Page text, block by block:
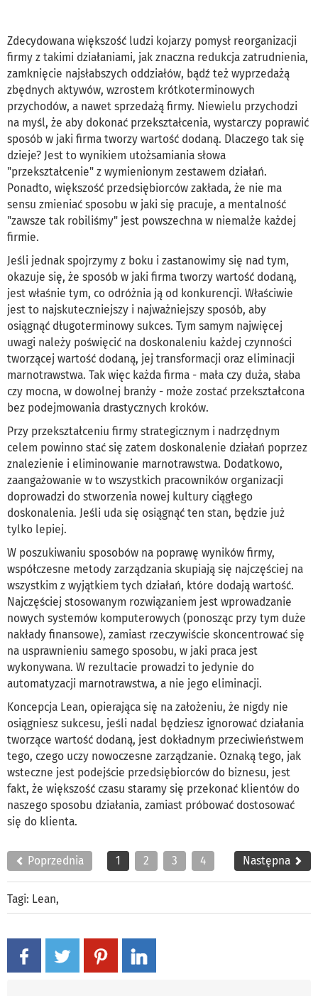
Zdecydowana większość ludzi kojarzy pomysł reorganizacji
firmy z takimi działaniami, jak znaczna redukcja zatrudnienia,
zamknięcie najsłabszych oddziałów, bądź też wyprzedażą
zbędnych aktywów, wzrostem krótkoterminowych
przychodów, a nawet sprzedażą firmy. Niewielu przychodzi
na myśl, że aby dokonać przekształcenia, wystarczy poprawić
sposób w jaki firma tworzy wartość dodaną. Dlaczego tak się
dzieje? Jest to wynikiem utożsamiania słowa
"przekształcenie" z wymienionym zestawem działań.
Ponadto, większość przedsiębiorców zakłada, że nie ma
sensu zmieniać sposobu w jaki się pracuje, a mentalność
"zawsze tak robiliśmy" jest powszechna w niemalże każdej
firmie.
Jeśli jednak spojrzymy z boku i zastanowimy się nad tym,
okazuje się, że sposób w jaki firma tworzy wartość dodaną,
jest właśnie tym, co odróżnia ją od konkurencji. Właściwie
jest to najskuteczniejszy i najważniejszy sposób, aby
osiągnąć długoterminowy sukces. Tym samym najwięcej
uwagi należy poświęcić na doskonaleniu każdej czynności
tworzącej wartość dodaną, jej transformacji oraz eliminacji
marnotrawstwa. Tak więc każda firma - mała czy duża, słaba
czy mocna, w dowolnej branży - może zostać przekształcona
bez podejmowania drastycznych kroków.
Przy przekształceniu firmy strategicznym i nadrzędnym
celem powinno stać się zatem doskonalenie działań poprzez
znalezienie i eliminowanie marnotrawstwa. Dodatkowo,
zaangażowanie w to wszystkich pracowników organizacji
doprowadzi do stworzenia nowej kultury ciągłego
doskonalenia. Jeśli uda się osiągnąć ten stan, będzie już
tylko lepiej.
W poszukiwaniu sposobów na poprawę wyników firmy,
współczesne metody zarządzania skupiają się najczęściej na
wszystkim z wyjątkiem tych działań, które dodają wartość.
Najczęściej stosowanym rozwiązaniem jest wprowadzanie
nowych systemów komputerowych (ponosząc przy tym duże
nakłady finansowe), zamiast rzeczywiście skoncentrować się
na usprawnieniu samego sposobu, w jaki praca jest
wykonywana. W rezultacie prowadzi to jedynie do
automatyzacji marnotrawstwa, a nie jego eliminacji.
Koncepcja Lean, opierająca się na założeniu, że nigdy nie
osiągniesz sukcesu, jeśli nadal będziesz ignorować działania
tworzące wartość dodaną, jest dokładnym przeciwieństwem
tego, czego uczy nowoczesne zarządzanie. Oznaką tego, jak
wsteczne jest podejście przedsiębiorców do biznesu, jest
fakt, że większość czasu staramy się przekonać klientów do
naszego sposobu działania, zamiast próbować dostosować
się do klienta.
Poprzednia 1 2 3 4 Następna
Tagi: Lean,